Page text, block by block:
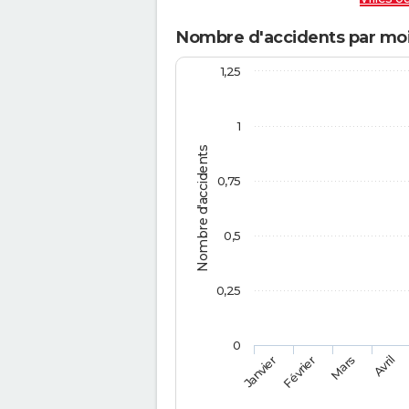
Nombre d'accidents par
Nombre d'accidents
JanvierFévrier Mars Avril
0
1
0,25
0,5
0,75
1,25